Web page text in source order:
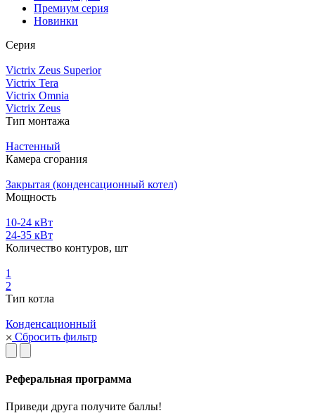
Премиум серия
Новинки
Серия
Victrix Zeus Superior
Victrix Tera
Victrix Omnia
Victrix Zeus
Тип монтажа
Настенный
Камера сгорания
Закрытая (конденсационный котел)
Мощность
10-24 кВт
24-35 кВт
Количество контуров, шт
1
2
Тип котла
Конденсационный
Сбросить фильтр
Реферальная программа
Приведи друга получите баллы!